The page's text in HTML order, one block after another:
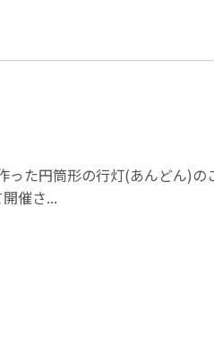
った円筒形の行灯(あんどん)
催さ...